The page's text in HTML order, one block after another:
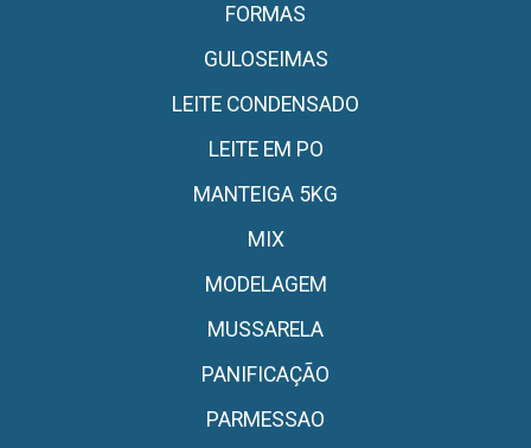
FORMAS
GULOSEIMAS
LEITE CONDENSADO
LEITE EM PO
MANTEIGA 5KG
MIX
MODELAGEM
MUSSARELA
PANIFICAÇÃO
PARMESSAO